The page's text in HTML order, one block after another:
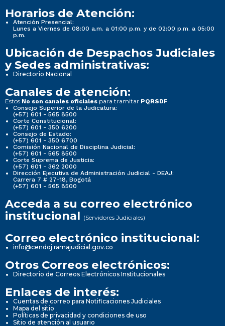
Horarios de Atención:
Atención Presencial:
Lunes a Viernes de 08:00 a.m. a 01:00 p.m. y de 02:00 p.m. a 05:00
p.m.
Ubicación de Despachos Judiciales
y Sedes administrativas:
Directorio Nacional
Canales de atención:
Estos No son canales oficiales para tramitar PQRSDF
Consejo Superior de la Judicatura:
(+57) 601 - 565 8500
Corte Constitucional:
(+57) 601 - 350 6200
Consejo de Estado:
(+57) 601 - 350 6700
Comisión Nacional de Disciplina Judicial:
(+57) 601 - 565 8500
Corte Suprema de Justicia:
(+57) 601 - 362 2000
Dirección Ejecutiva de Administración Judicial - DEAJ:
Carrera 7 # 27-18, Bogotá
(+57) 601 - 565 8500
Acceda a su correo electrónico
institucional (Servidores Judiciales)
Correo electrónico institucional:
info@cendoj.ramajudicial.gov.co
Otros Correos electrónicos:
Directorio de Correos Electrónicos Institucionales
Enlaces de interés:
Cuentas de correo para Notificaciones Judiciales
Mapa del sitio
Políticas de privacidad y condiciones de uso
Sitio de atención al usuario